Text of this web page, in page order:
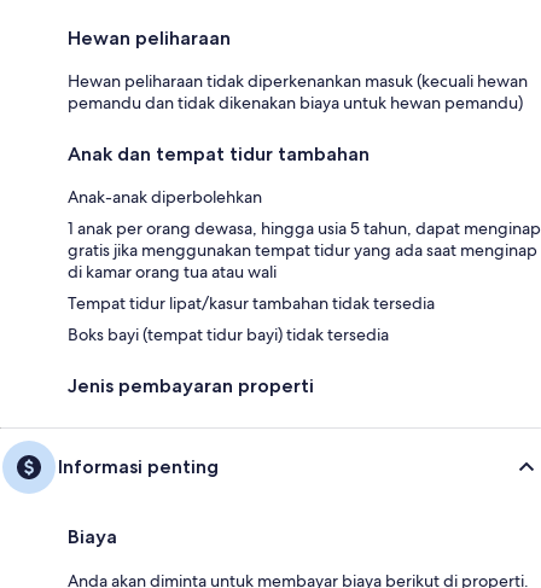
Hewan peliharaan
Hewan peliharaan tidak diperkenankan masuk (kecuali hewan
pemandu dan tidak dikenakan biaya untuk hewan pemandu)
Anak dan tempat tidur tambahan
Anak-anak diperbolehkan
1 anak per orang dewasa, hingga usia 5 tahun, dapat menginap
gratis jika menggunakan tempat tidur yang ada saat menginap
di kamar orang tua atau wali
Tempat tidur lipat/kasur tambahan tidak tersedia
Boks bayi (tempat tidur bayi) tidak tersedia
Jenis pembayaran properti
Informasi penting
Biaya
Anda akan diminta untuk membayar biaya berikut di properti.